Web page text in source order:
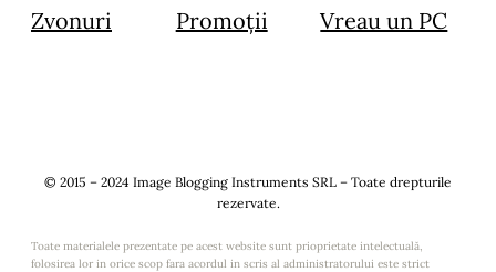
Zvonuri
Promoții
Vreau un PC
© 2015 – 2024 Image Blogging Instruments SRL – Toate drepturile
rezervate.
Toate materialele prezentate pe acest website sunt prioprietate intelectuală,
folosirea lor in orice scop fara acordul in scris al administratorului este strict